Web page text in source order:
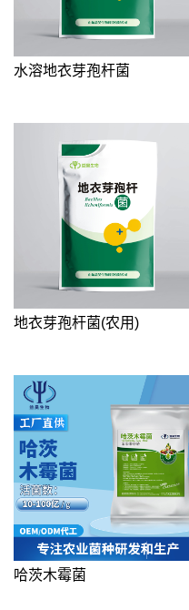
水溶地衣芽孢杆菌
地衣芽孢杆菌(农用)
哈茨木霉菌